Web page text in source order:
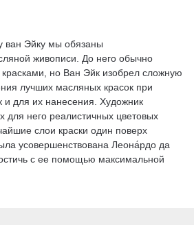
Эйку мы обязаны
живописи. До него обычно
но Ван Эйк изобрел сложную
лучших масляных красок при
и для их нанесения. Художник
для него реалистичных цветовых
слои краски один поверх
усовершенствована Леона́рдо да
с ее помощью максимальной